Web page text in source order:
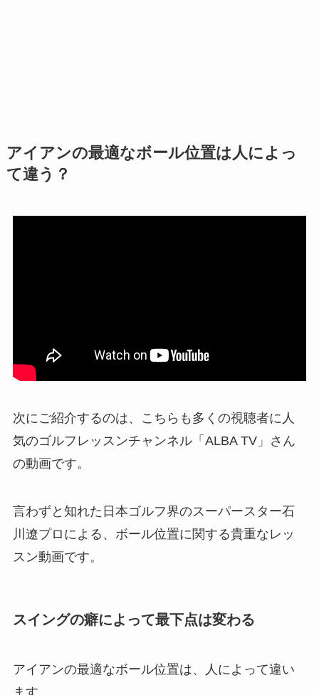
アイアンの最適なボール位置は人によっ
て違う？
次にご紹介するのは、こちらも多くの視聴者に人
気のゴルフレッスンチャンネル「ALBA TV」さん
の動画です。
言わずと知れた日本ゴルフ界のスーパースター石
川遼プロによる、ボール位置に関する貴重なレッ
スン動画です。
スイングの癖によって最下点は変わる
アイアンの最適なボール位置は、人によって違い
ます。